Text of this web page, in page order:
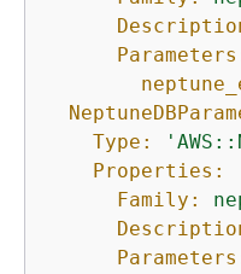
Type:
Properties:
Family: